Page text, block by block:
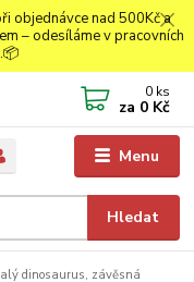
objednávce nad 500Kč a
– odesíláme v pracovních
Menu
Hledat
0 ks
za 0 Kč
dinosaurus, závěsná